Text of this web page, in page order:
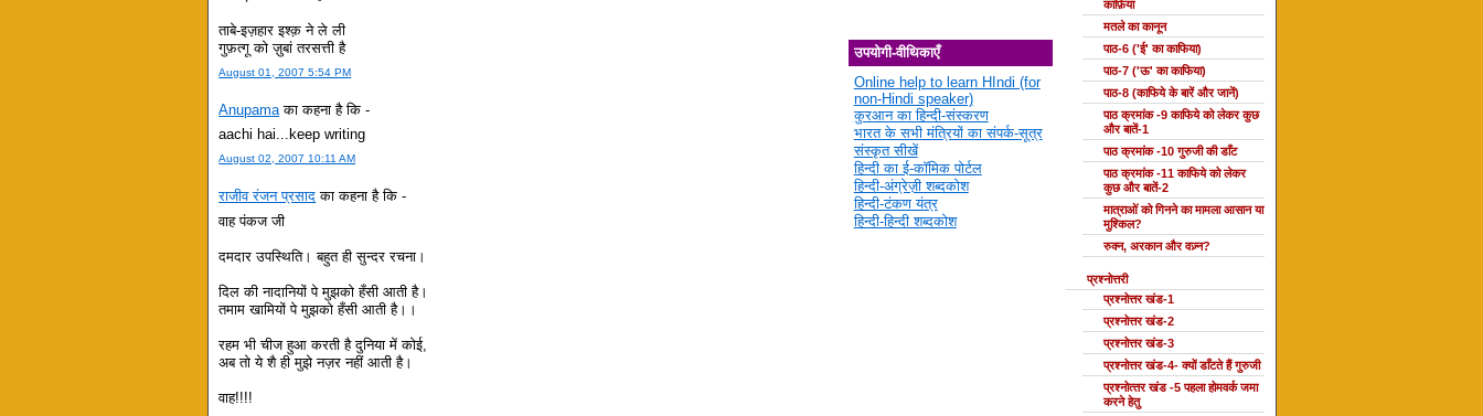
ताबे-इज़हार इश्क़ ने ले ली
गुफ़त्गू को ज़ुबां तरसत्ती है
August 01, 2007 5:54 PM
Anupama का कहना है कि -
aachi hai...keep writing
August 02, 2007 10:11 AM
राजीव रंजन प्रसाद का कहना है कि -
वाह पंकज जी
दमदार उपस्थिति। बहुत ही सुन्दर रचना।
दिल की नादानियों पे मुझको हँसी आती है।
तमाम खामियों पे मुझको हँसी आती है।।
रहम भी चीज हुआ करती है दुनिया में कोई,
अब तो ये शै ही मुझे नज़र नहीं आती है।
वाह!!!!
उपयोगी-वीथिकाएँ
Online help to learn HIndi (for
non-Hindi speaker)
कुरआन का हिन्दी-संस्करण
भारत के सभी मंत्रियों का संपर्क-सूत्र
संस्कृत सीखें
हिन्दी का ई-कॉमिक पोर्टल
हिन्दी-अंग्रेज़ी शब्दकोश
हिन्दी-टंकण यंत्र
हिन्दी-हिन्दी शब्दकोश
काफ़िया
मतले का कानून
पाठ-6 ('ई' का काफिया)
पाठ-7 ('ऊ' का काफिया)
पाठ-8 (काफिये के बारें और जानें)
पाठ क्रमांक -9 काफिये को लेकर कुछ
और बातें-1
पाठ क्रमांक -10 गुरुजी की डाँट
पाठ क्रमांक -11 काफिये को लेकर
कुछ और बातें-2
मात्राओं को गिनने का मामला आसान या
मुश्किल?
रुक्न, अरकान और वज़्न?
प्रश्नोत्तरी
प्रश्नोत्तर खंड-1
प्रश्नोत्तर खंड-2
प्रश्नोत्तर खंड-3
प्रश्नोत्तर खंड-4- क्यों डाँटते हैं गुरुजी
प्रश्‍नोत्‍तर खंड -5 पहला होमवर्क जमा
करने हेतु